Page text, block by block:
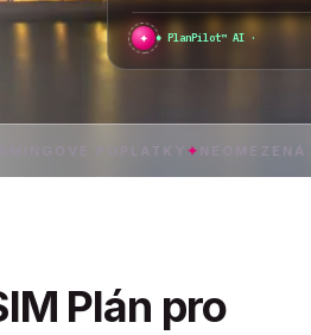
✦ PlanPilot™ AI ·
NEOMEZENÁ 5G DATA ✦
Plán pro